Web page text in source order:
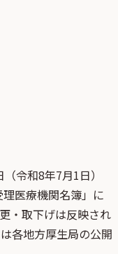
（令和8年7月1日）
医療機関名簿」 に
・取下げは反映され
各地方厚生局の公開